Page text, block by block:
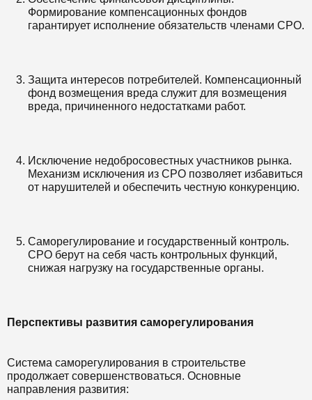
Формирование компенсационных фондов
гарантирует исполнение обязательств членами СРО.
Защита интересов потребителей. Компенсационный
фонд возмещения вреда служит для возмещения
вреда, причиненного недостатками работ.
Исключение недобросовестных участников рынка.
Механизм исключения из СРО позволяет избавиться
от нарушителей и обеспечить честную конкуренцию.
Саморегулирование и государственный контроль.
СРО берут на себя часть контрольных функций,
снижая нагрузку на государственные органы.
Перспективы развития саморегулирования
Система саморегулирования в строительстве
продолжает совершенствоваться. Основные
направления развития: